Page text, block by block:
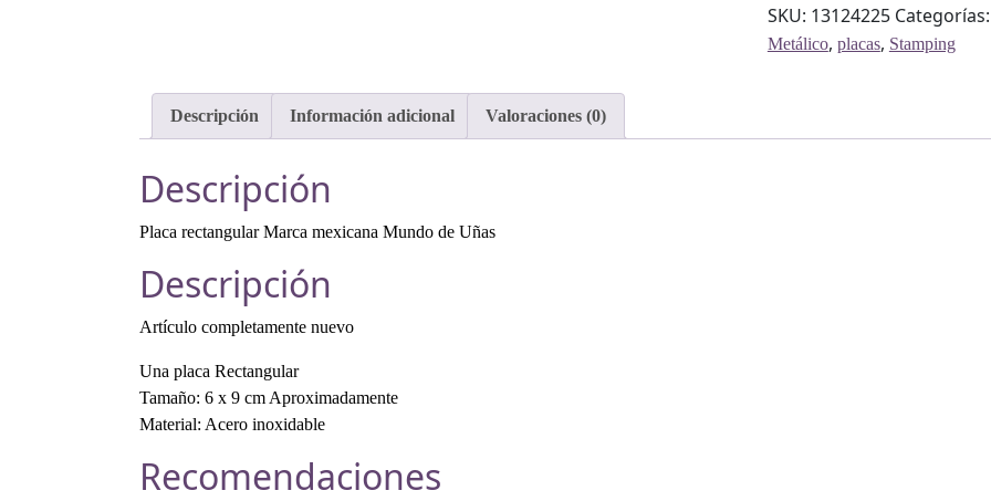
1
-
SKU: 13124225
Metálico, placas, Stamping
Descripción Información adicional Valoraciones (0)
Descripción
Placa rectangular Marca mexicana Mundo de Uñas
Descripción
Artículo completamente nuevo
Una placa Rectangular
Tamaño: 6 x 9 cm Aproximadamente
Material: Acero inoxidable
Recomendaciones